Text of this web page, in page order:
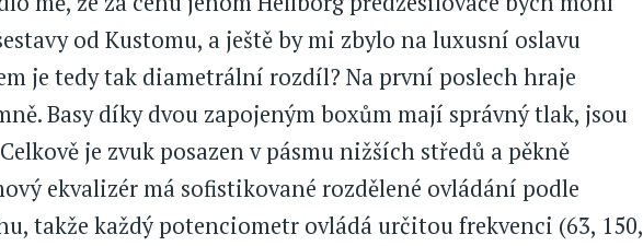
od Kustomu, a ještě by mi zbylo na luxusní oslavu
je tedy tak diametrální rozdíl? Na první poslech hraje
Basy díky dvou zapojeným boxům mají správný tlak, jsou
je zvuk posazen v pásmu nižších středů a pěkně
ekvalizér má sofistikované rozdělené ovládání podle
takže každý potenciometr ovládá určitou frekvenci (63, 150,